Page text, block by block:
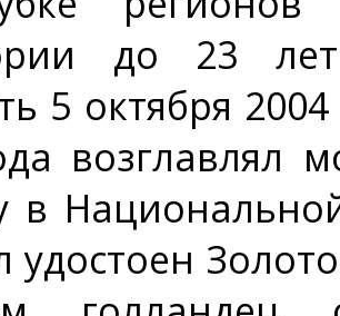
до 23
5 октября
возглавлял
в
удостоен